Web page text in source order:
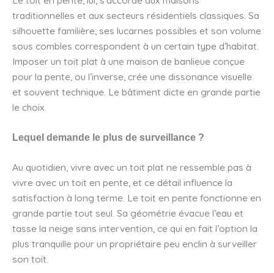
traditionnelles et aux secteurs résidentiels classiques. Sa
silhouette familière, ses lucarnes possibles et son volume
sous combles correspondent à un certain type d’habitat.
Imposer un toit plat à une maison de banlieue conçue
pour la pente, ou l’inverse, crée une dissonance visuelle
et souvent technique. Le bâtiment dicte en grande partie
le choix.
Lequel demande le plus de surveillance ?
Au quotidien, vivre avec un toit plat ne ressemble pas à
vivre avec un toit en pente, et ce détail influence la
satisfaction à long terme. Le toit en pente fonctionne en
grande partie tout seul. Sa géométrie évacue l’eau et
tasse la neige sans intervention, ce qui en fait l’option la
plus tranquille pour un propriétaire peu enclin à surveiller
son toit.